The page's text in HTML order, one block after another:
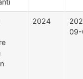
2024
09-